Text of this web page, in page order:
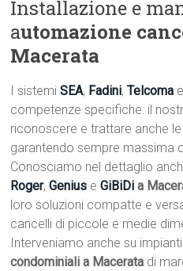
Installazione e
automazione
Macerata
I sistemiSEA, Fadini,Telcoma e
competenze specifiche: il
riconoscere e trattare anche
garantendo sempre massima
Conosciamo nel dettaglio
Roger,Genius eGiBiDi a
loro soluzioni compatte e
cancelli di piccole e medie
Interveniamo anche su
condominiali a Macerata di